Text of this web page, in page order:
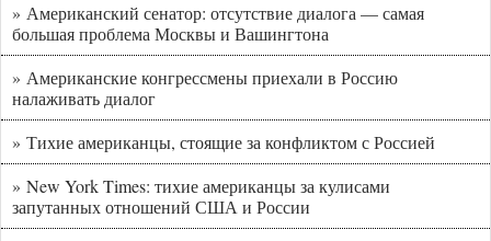
» Американский сенатор: отсутствие диалога — самая
большая проблема Москвы и Вашингтона
» Американские конгрессмены приехали в Россию
налаживать диалог
» Тихие американцы, стоящие за конфликтом с Россией
» New York Times: тихие американцы за кулисами
запутанных отношений США и России